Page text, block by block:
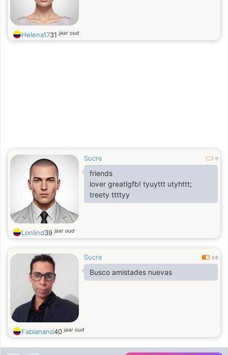
Helena1731jaar oud
Sucre 0
friends
lover greatlgfb! tyuyttt utyhttt;
treety ttttyy
Lonlind39jaar oud
Sucre 0.6
Busco amistades nuevas
Fabianand40jaar oud